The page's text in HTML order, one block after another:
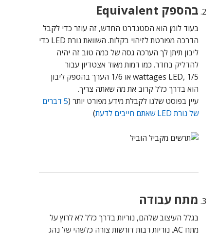
בהספק Equivalent
בעוד לומן הוא הסטנדרט החדש, זה עוזר כדי לקבל
הדרכה מפורטת לזיהוי בקלות. השוואת נורת LED כדי
ליבון תיתן לך הערכה גסה של כמה טוב זה יהיה
להדליק בחדר. כמו דמות מאוד אצטדיון עבור
wattages LED, 1/5 או 1/6 הערך בהספק ליבון
הוא בדרך כלל קרוב את מה שאתה צריך.
עיין בפוסט שלנו לקבלת מידע מפורט יותר (
5 דברים
של נורת LED שאתם חייבים לדעת
)
מתח עבודה
בגלל העיצוב שלהם, נוריות בדרך כלל לא לרוץ על
מתח AC. נוריות רבות דורשות צורה כלשהי של נהג